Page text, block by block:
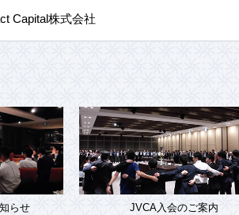
Capital株式会社
らせ JVCA入会のご案内